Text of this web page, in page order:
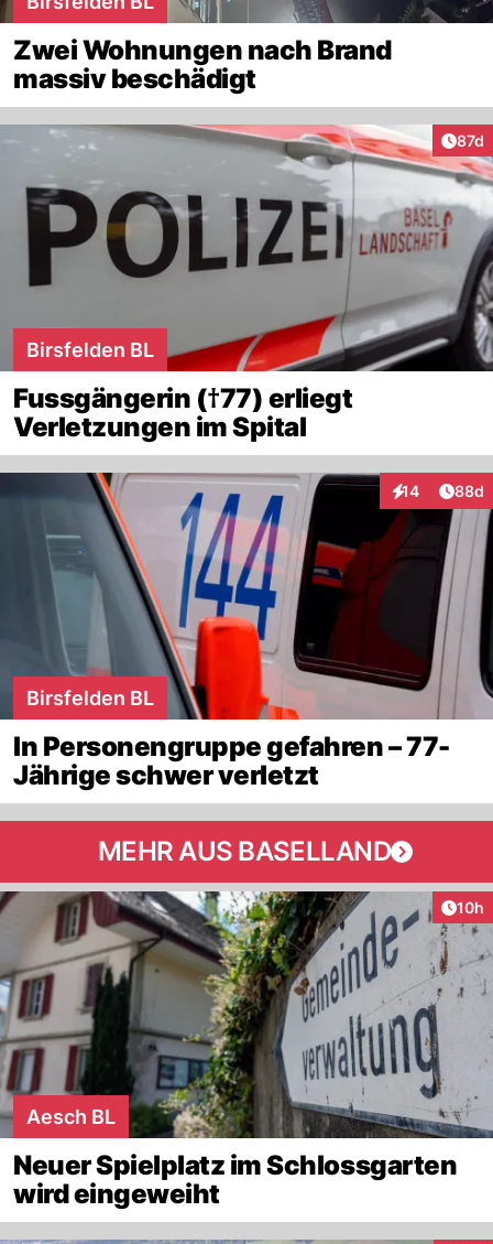
Zwei Wohnungen nach Brand
massiv beschädigt
87d
Birsfelden BL
Fussgängerin (†77) erliegt
Verletzungen im Spital
14
Interaktionen
88d
Birsfelden BL
In Personengruppe gefahren – 77-
Jährige schwer verletzt
MEHR AUS BASELLAND
10h
Aesch BL
Neuer Spielplatz im Schlossgarten
wird eingeweiht